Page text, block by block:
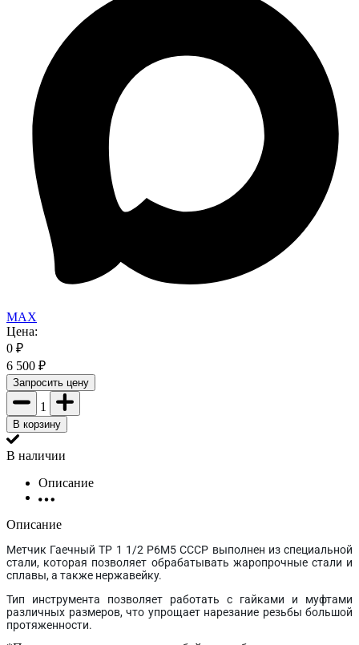
MAX
Цена:
0 ₽
6 500 ₽
Запросить цену
1
В корзину
В наличии
Описание
Описание
Метчик Гаечный ТР 1 1/2 Р6М5 СССР выполнен из специальной
стали, которая позволяет обрабатывать жаропрочные стали и
сплавы, а также нержавейку.
Тип инструмента позволяет работать с гайками и муфтами
различных размеров, что упрощает нарезание резьбы большой
протяженности.